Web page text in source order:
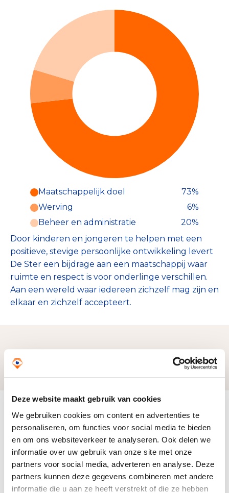
Deze website maakt gebruik van cookies
We gebruiken cookies om content en advertenties te
personaliseren, om functies voor social media te bieden
en om ons websiteverkeer te analyseren. Ook delen we
informatie over uw gebruik van onze site met onze
partners voor social media, adverteren en analyse. Deze
partners kunnen deze gegevens combineren met andere
informatie die u aan ze heeft verstrekt of die ze hebben
Maatschappelijk doel
73%
Werving
6%
Beheer en administratie
20%
Door kinderen en jongeren te helpen met een
positieve, stevige persoonlijke ontwikkeling levert
De Ster een bijdrage aan een maatschappij waar
ruimte en respect is voor onderlinge verschillen.
Aan een wereld waar iedereen zichzelf mag zijn en
elkaar en zichzelf accepteert.
Zo bereiken we ons doel
Doelbesteding (2024)
€ 236.925